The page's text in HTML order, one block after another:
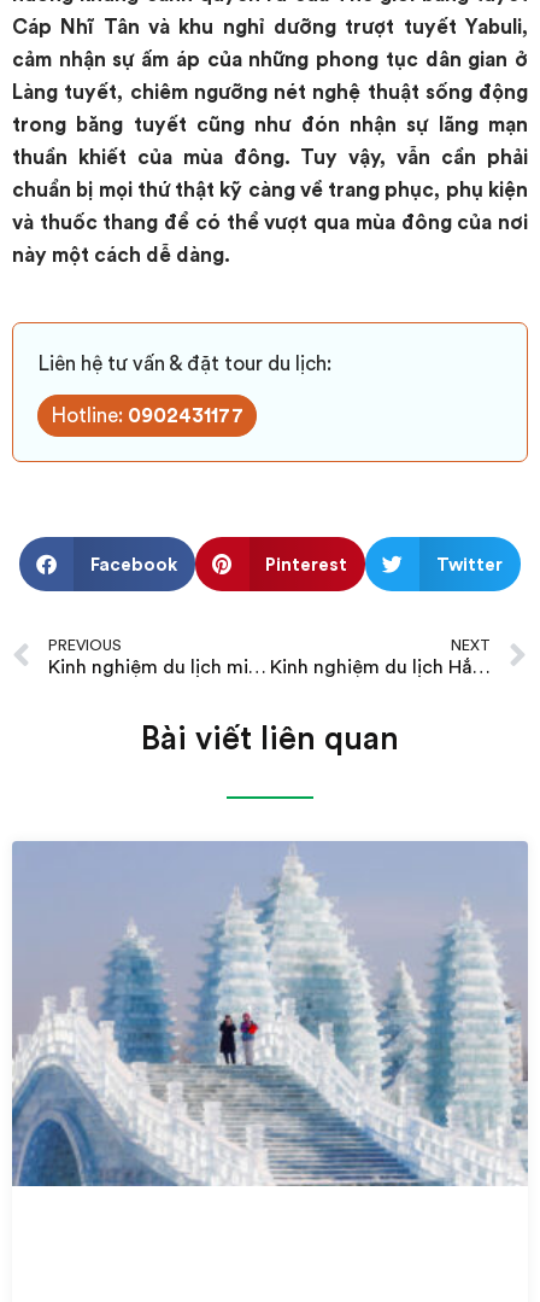
Cáp Nhĩ Tân và khu nghỉ dưỡng trượt tuyết Yabuli,
cảm nhận sự ấm áp của những phong tục dân gian ở
Làng tuyết, chiêm ngưỡng nét nghệ thuật sống động
trong băng tuyết cũng như đón nhận sự lãng mạn
thuần khiết của mùa đông. Tuy vậy, vẫn cần phải
chuẩn bị mọi thứ thật kỹ càng về trang phục, phụ kiện
và thuốc thang để có thể vượt qua mùa đông của nơi
này một cách dễ dàng.
Liên hệ tư vấn & đặt tour du lịch:
Hotline: 0902431177
Facebook Pinterest Twitter
PREVIOUS
Kinh nghiệm du lịch miền Tây tháng 1
NEXT
Kinh nghiệm du lịch Hắc Long Giang tháng 2
Bài viết liên quan